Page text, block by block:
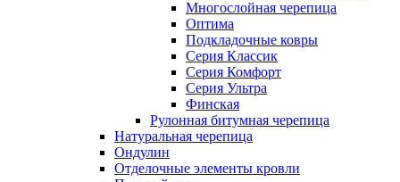
Многослойная черепица
Оптима
Подкладочные ковры
Серия Классик
Серия Комфорт
Серия Ультра
Финская
Рулонная битумная черепица
Натуральная черепица
Ондулин
Отделочные элементы кровли